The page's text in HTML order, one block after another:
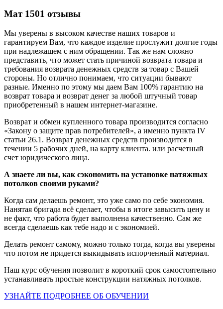
Мат 1501 отзывы
Мы уверены в высоком качестве наших товаров и
гарантируем Вам, что каждое изделие прослужит долгие годы
при надлежащем с ним обращении. Так же нам сложно
представить, что может стать причиной возврата товара и
требования возврата денежных средств за товар с Вашей
стороны. Но отлично понимаем, что ситуации бывают
разные. Именно по этому мы даем Вам 100% гарантию на
возврат товара и возврат денег за любой штучный товар
приобретенный в нашем интернет-магазине.
Возврат и обмен купленного товара производится согласно
«Закону о защите прав потребителей», а именно пункта IV
статьи 26.1. Возврат денежных средств производится в
течении 5 рабочих дней, на карту клиента. или расчетный
счет юридического лица.
А знаете ли вы, как сэкономить на установке натяжных
потолков своими руками?
Когда сам делаешь ремонт, это уже само по себе экономия.
Нанятая бригада всё сделает, чтобы в итоге завысить цену и
не факт, что работа будет выполнена качественно. Сам же
всегда сделаешь как тебе надо и с экономией.
Делать ремонт самому, можно только тогда, когда вы уверены
что потом не придется выкидывать испорченный материал.
Наш курс обучения позволит в короткий срок самостоятельно
устанавливать простые конструкции натяжных потолков.
УЗНАЙТЕ ПОДРОБНЕЕ ОБ ОБУЧЕНИИ